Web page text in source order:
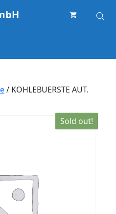
/ KOHLEBUERSTE AUT.
Sold out!